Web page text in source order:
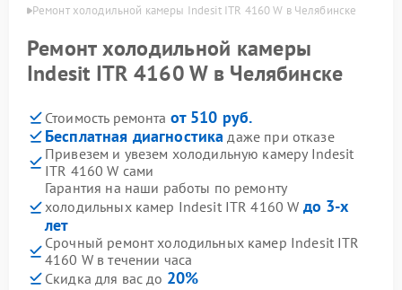
Ремонт холодильной камеры Indesit ITR 4160 W в Челябинске
Ремонт холодильной камеры
Indesit ITR 4160 W в Челябинске
Стоимость ремонта от 510 руб.
Бесплатная диагностика даже при отказе
Привезем и увезем холодильную камеру Indesit
ITR 4160 W сами
Гарантия на наши работы по ремонту
холодильных камер Indesit ITR 4160 W до 3-х
лет
Срочный ремонт холодильных камер Indesit ITR
4160 W в течении часа
Скидка для вас до 20%